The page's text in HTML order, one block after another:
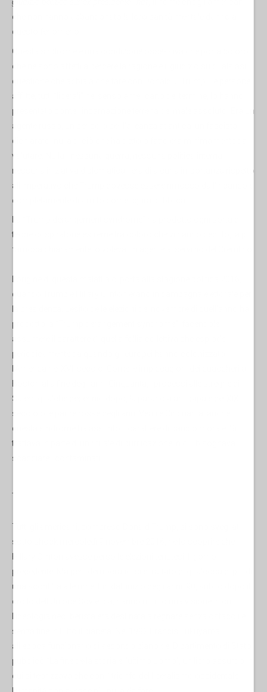
giudizio politico sull’ex presidente - ndt
che non hanno abbandonato la loro sanità mentale danno a
questo fenomeno.
Questa sindrome è una condizione ossessiva che porta coloro
che ne sono affetti a perdere la ragione e il giudizio su qualsiasi
questione che abbia a che fare con Donald J. Trump. Le persone
afflitte, tutti “liberali” nel senso americano del termine, lo hanno
presentato come l'incarnazione terrena del male assoluto. Era un
agente russo, un pericolo per l'alleanza atlantica, un fascista
dichiarato, nulla di ciò che ha detto o fatto era minimamente da
valutare. Nulla - nessuna guerra, nessuna politica interna,
nessuna iniziativa diplomatica - era di alcuna importanza rispetto
all'imperativo che Trump dovesse essere rimosso dall'incarico e
completamente distrutto come figura pubblica.
teorie cospiratorie estreme tra coloro che vi hanno ceduto, la più
famosa chiaramente lo voleva un agente al servizio del Cremlino.
quando Trump e Hillary Clinton erano in campagna elettorale per
prodotto la “Trump derangement syndrome”, facendole
assumere il carattere di quella follia collettiva che esplode
periodicamente da quando gli europei hanno colonizzato
Salem qualche decennio dopo, la paranoia antipapale del XIX
secolo o le paure rosse degli anni Venti e Cinquanta, anche
questa sindrome ha assunto il carattere di panico morale. Si
trattava in parte di un rituale di purificazione in cui bisognava
scacciare i contaminati.
-----------------------
Tutti gli americani, compreso Donald Trump, si sono svegliati
sotto shock mercoledì 9 novembre 2016, nello scoprire che
precedente. Ma per i democratici si è trattato di qualcosa di più di
una sconfitta alle urne. Fin dall'inizio degli anni '90, subito dopo il
crollo dell’Unione Sovietica, hanno nutrito una visione in cui
senza fine in tutto il pianeta. Nel 1992 Francis Fukuyama,
all'epoca funzionario di secondo piano del Dipartimento di Stato,
pubblicò “La fine della storia e l'ultimo uomo”, un libro assurdo in
cui si teorizzava che con il trionfo del liberalismo occidentale